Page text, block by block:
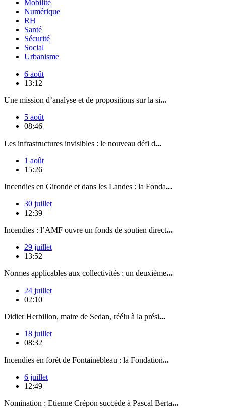
Mobilité
Numérique
RH
Santé
Sécurité
Social
Urbanisme
6 août
13:12
Une mission d’analyse et de propositions sur la si...
5 août
08:46
Les infrastructures invisibles : le nouveau défi d...
1 août
15:26
Incendies en Gironde et dans les Landes : la Fonda...
30 juillet
12:39
Incendies : l’AMF ouvre un fonds de soutien direct...
29 juillet
13:52
Normes applicables aux collectivités : un deuxième...
24 juillet
02:10
Didier Herbillon, maire de Sedan, réélu à la prési...
18 juillet
08:32
Incendies en forêt de Fontainebleau : la Fondation...
6 juillet
12:49
Nomination : Etienne Crépon succède à Pascal Berta...